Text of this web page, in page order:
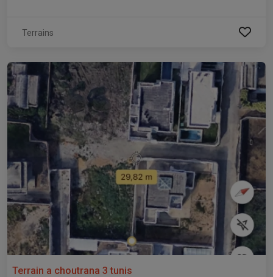
Terrains
Terrain a choutrana 3 tunis